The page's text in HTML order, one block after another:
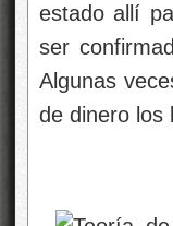
estado allí
ser
Algunas
de dinero los